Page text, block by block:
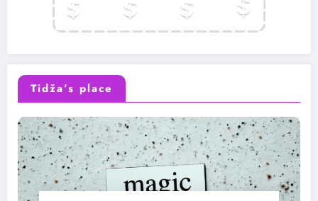
Tidža’s place